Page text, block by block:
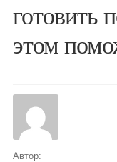
Букеты из
Букеты из
Детские букеты
готовить
этом
Автор: